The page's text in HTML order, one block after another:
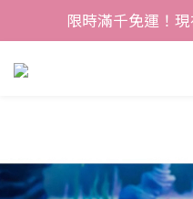
限時滿千免運！